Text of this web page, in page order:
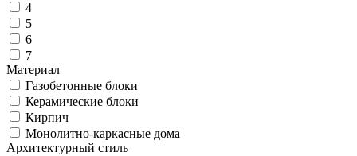
4
5
6
7
Материал
Газобетонные блоки
Керамические блоки
Кирпич
Монолитно-каркасные дома
Архитектурный стиль